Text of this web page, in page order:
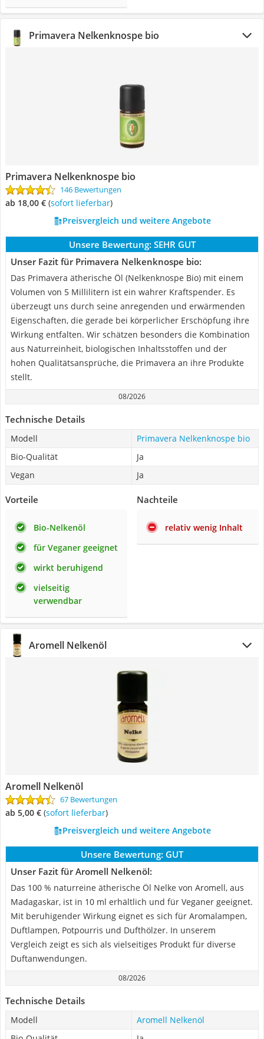
Primavera Nelkenknospe bio
Primavera Nelkenknospe bio
146 Bewertungen
ab 18,00 € ( Sofort lieferbar)
Preisvergleich und weitere Angebote
Unsere Bewertung: SEHR GUT
Unser Fazit für Primavera Nelkenknospe bio:
Das Primavera ätherische Öl (Nelkenknospe Bio) mit einem
Volumen von 5 Millilitern ist ein wahrer Kraftspender. Es
überzeugt uns durch seine anregenden und erwärmenden
Eigenschaften, die gerade bei körperlicher Erschöpfung ihre
Wirkung entfalten. Wir schätzen besonders die Kombination
aus Naturreinheit, biologischen Inhaltsstoffen und der
hohen Qualitätsansprüche, die Primavera an ihre Produkte
stellt.
08/2026
Technische Details
Modell
Primavera Nelkenknospe bio
Bio-Qualität
Ja
Vegan
Ja
Vorteile
Bio-Nelkenöl
für Veganer geeignet
wirkt beruhigend
vielseitig
verwendbar
Nachteile
relativ wenig Inhalt
Aromell Nelkenöl
Aromell Nelkenöl
67 Bewertungen
ab 5,00 € ( Sofort lieferbar)
Preisvergleich und weitere Angebote
Unsere Bewertung: GUT
Unser Fazit für Aromell Nelkenöl:
Das 100 % naturreine ätherische Öl Nelke von Aromell, aus
Madagaskar, ist in 10 ml erhältlich und für Veganer geeignet.
Mit beruhigender Wirkung eignet es sich für Aromalampen,
Duftlampen, Potpourris und Dufthölzer. In unserem
Vergleich zeigt es sich als vielseitiges Produkt für diverse
Duftanwendungen.
08/2026
Technische Details
Modell
Aromell Nelkenöl